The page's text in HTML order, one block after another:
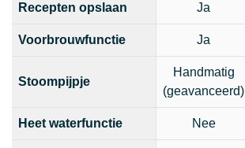
Recepten opslaan Ja
Voorbrouwfunctie Ja
Stoompijpje
Handmatig
(geavanceerd)
Heet waterfunctie Nee